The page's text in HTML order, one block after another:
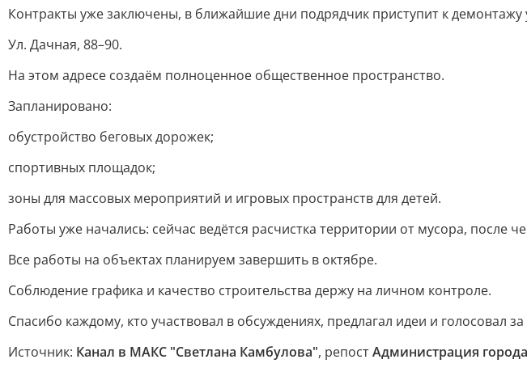
Контракты уже заключены, в ближайшие дни подрядчик приступит к демонтажу
Ул. Дачная, 88–90.
На этом адресе создаём полноценное общественное пространство.
Запланировано:
обустройство беговых дорожек;
спортивных площадок;
зоны для массовых мероприятий и игровых пространств для детей.
Работы уже начались: сейчас ведётся расчистка территории от мусора, после
Все работы на объектах планируем завершить в октябре.
Соблюдение графика и качество строительства держу на личном контроле.
Спасибо каждому, кто участвовал в обсуждениях, предлагал идеи и голосовал
Источник: Канал в МАКС "Светлана Камбулова", репостАдминистрация города